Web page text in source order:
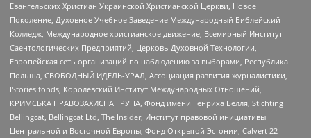
Евангельских Христиан Украинской Христианской Церкви, Новое
Поколение, Духовное Учебное Заведение Международный Библейский
Колледж, Международное христианское движение, Всемирный Институт
Саентологических Предприятий, Церковь Духовной Технологии,
Европейская сеть организаций по наблюдению за выборами, Республика
Польша, СВОБОДНЫЙ ИДЕЛЬ-УРАЛ, Ассоциация развития журналистики,
IStories fonds, Королевский Институт Международных Отношений,
КРИМСЬКА ПРАВОЗАХИСНА ГРУПА, Фонд имени Генриха Бёлля, Stichting
Bellingcat, Bellingcat Ltd, The Insider, Институт правовой инициативы
Центральной и Восточной Европы, Фонд Открытой Эстонии, Calvert 22